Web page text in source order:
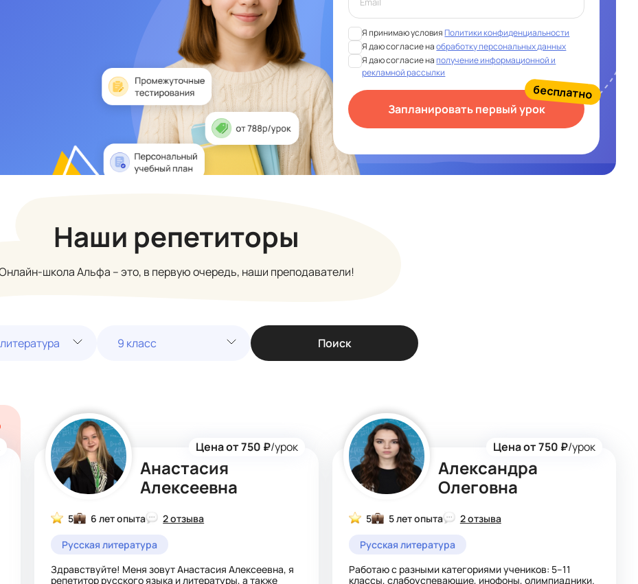
Я принимаю условияПолитики конфиденциальности
Я даю согласие наобработку персональных данных
Я даю согласие наполучение информационной и
рекламной рассылки
Запланировать первый урок
бесплатно
Наши репетиторы
школа Альфа – это, в первую очередь, наши преподаватели!
9 класс Поиск
Анастасия
Алексеевна
Цена от 750 ₽/урок
5 6 лет опыта
2 отзыва
Русская литература
Здравствуйте! Меня зовут Анастасия Алексеевна, я
репетитор русского языка и литературы, а также
Александра
Олеговна
Цена от 750 ₽/урок
5 5 лет опыта
2 отзыва
Русская литература
Работаю с разными категориями учеников: 5–11
классы, слабоуспевающие, инофоны, олимпиадники.